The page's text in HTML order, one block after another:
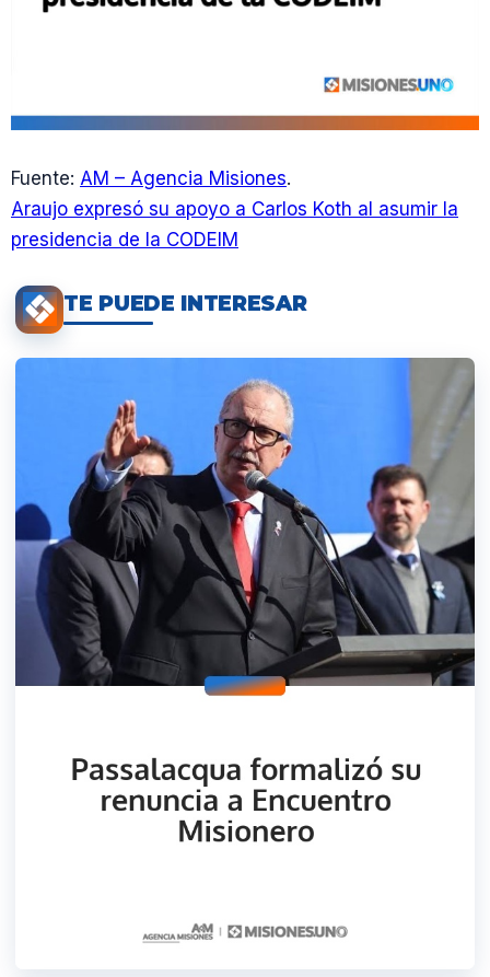
Fuente: AM – Agencia Misiones.
Araujo expresó su apoyo a Carlos Koth al asumir la
presidencia de la CODEIM
TE PUEDE INTERESAR